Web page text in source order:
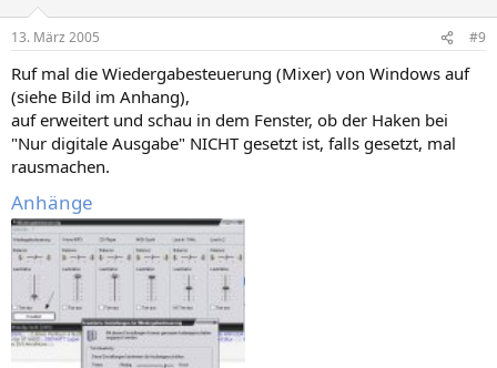
13. März 2005 #9
Ruf mal die Wiedergabesteuerung (Mixer) von Windows auf
(siehe Bild im Anhang),
auf erweitert und schau in dem Fenster, ob der Haken bei
"Nur digitale Ausgabe" NICHT gesetzt ist, falls gesetzt, mal
rausmachen.
Anhänge